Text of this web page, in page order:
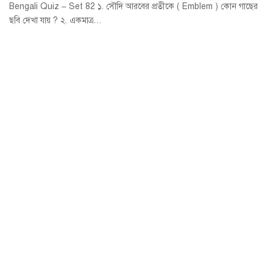
Bengali Quiz – Set 82 ১. সৌদি আরবের প্রতীকে ( Emblem ) কোন গাছের
ছবি দেখা যায় ? ২. একমাত্র…